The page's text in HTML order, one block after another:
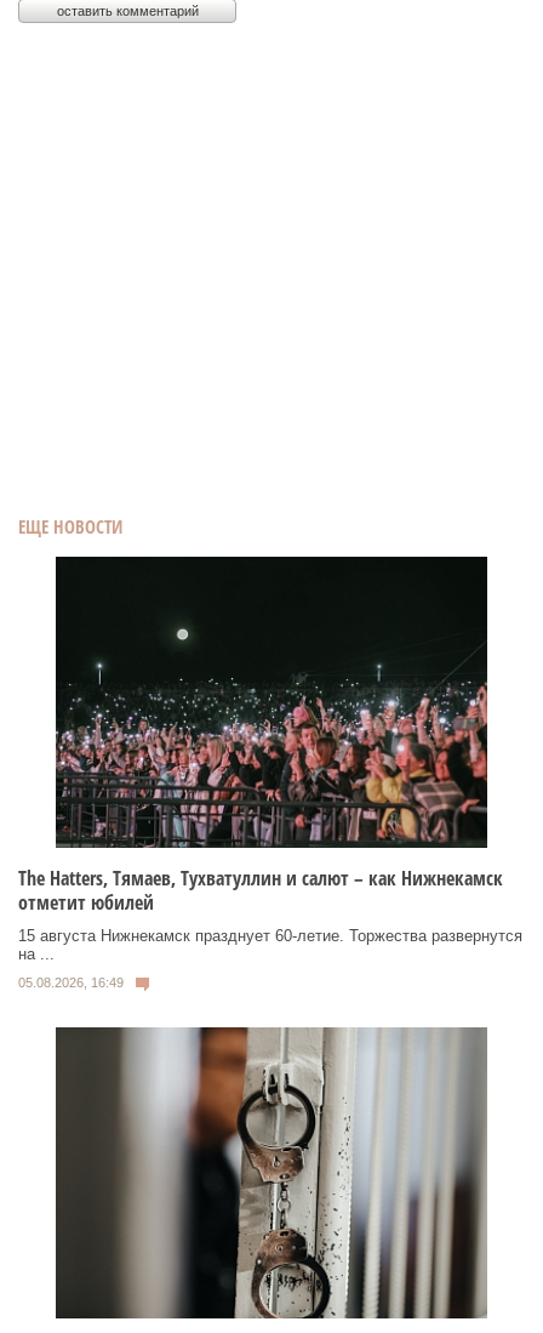
ЕЩЕ НОВОСТИ
Тhe Нatters, Тямаев, Тухватуллин и салют – как Нижнекамск
отметит юбилей
15 августа Нижнекамск празднует 60‑летие. Торжества развернутся
на ...
05.08.2026, 16:49